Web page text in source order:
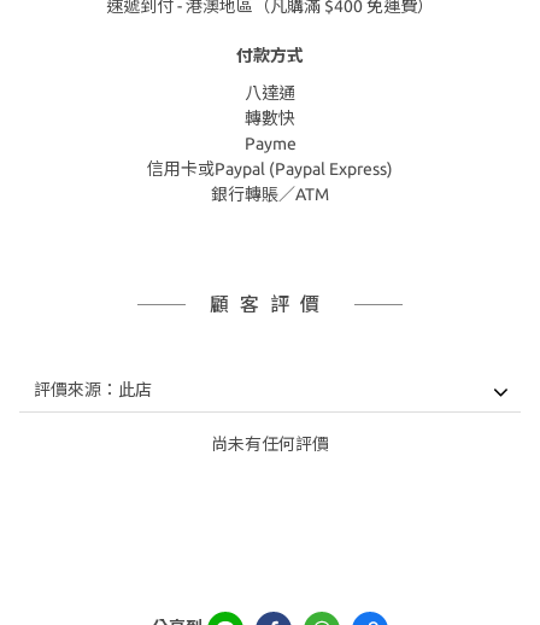
速遞到付 - 港澳地區（凡購滿 $400 免運費）
付款方式
八達通
轉數快
Payme
信用卡或Paypal (Paypal Express)
銀行轉賬／ATM
顧客評價
尚未有任何評價